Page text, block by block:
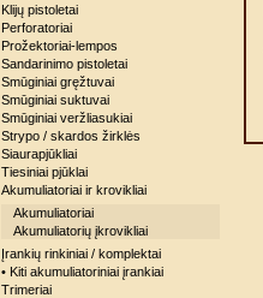
Klijų pistoletai
Perforatoriai
Prožektoriai-lempos
Sandarinimo pistoletai
Smūginiai gręžtuvai
Smūginiai suktuvai
Smūginiai veržliasukiai
Strypo / skardos žirklės
Siaurapjūkliai
Tiesiniai pjūklai
Akumuliatoriai ir krovikliai
Akumuliatoriai
Akumuliatorių įkrovikliai
Įrankių rinkiniai / komplektai
• Kiti akumuliatoriniai įrankiai
Trimeriai